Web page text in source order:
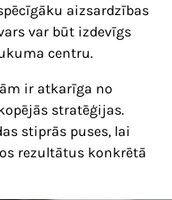
aizsardzības
var būt izdevīgs
centru.
ir atkarīga no
stratēģijas.
stiprās puses, lai
rezultātus konkrētā